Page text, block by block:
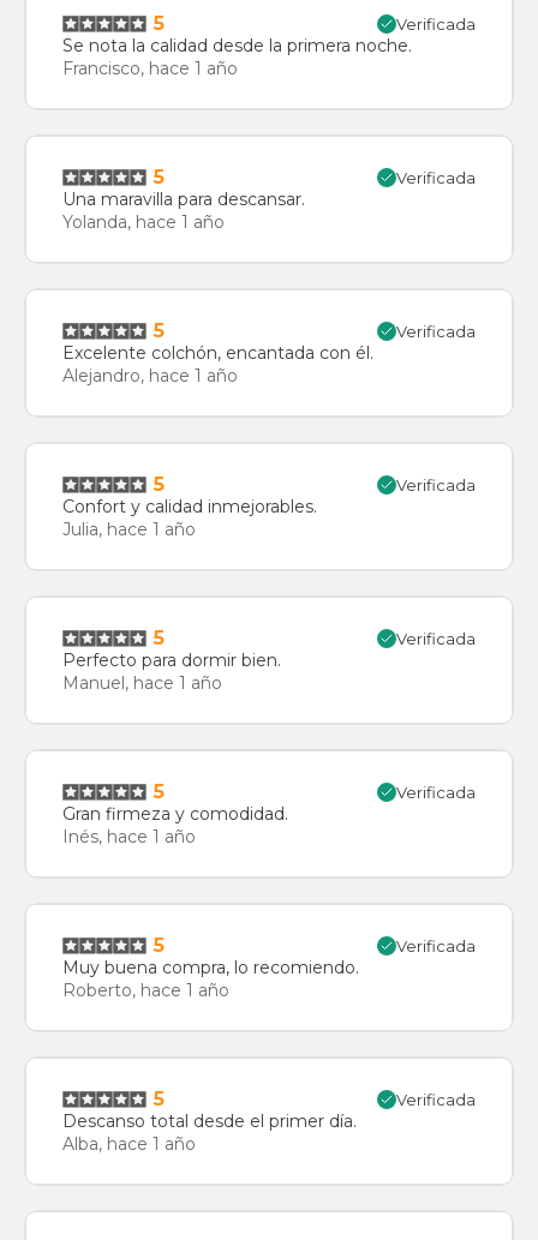
5 Verificada
Se nota la calidad desde la primera noche.
Francisco, hace 1 año
5 Verificada
Una maravilla para descansar.
Yolanda, hace 1 año
5 Verificada
Excelente colchón, encantada con él.
Alejandro, hace 1 año
5 Verificada
Confort y calidad inmejorables.
Julia, hace 1 año
5 Verificada
Perfecto para dormir bien.
Manuel, hace 1 año
5 Verificada
Gran firmeza y comodidad.
Inés, hace 1 año
5 Verificada
Muy buena compra, lo recomiendo.
Roberto, hace 1 año
5 Verificada
Descanso total desde el primer día.
Alba, hace 1 año